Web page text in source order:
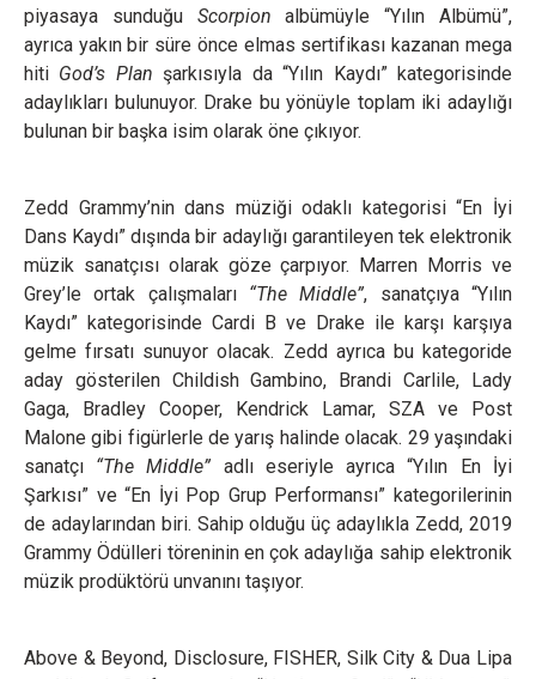
piyasaya sunduğu Scorpion albümüyle “Yılın Albümü”,
ayrıca yakın bir süre önce elmas sertifikası kazanan mega
hiti God’s Plan şarkısıyla da “Yılın Kaydı” kategorisinde
adaylıkları bulunuyor. Drake bu yönüyle toplam iki adaylığı
bulunan bir başka isim olarak öne çıkıyor.
Zedd Grammy’nin dans müziği odaklı kategorisi “En İyi
Dans Kaydı” dışında bir adaylığı garantileyen tek elektronik
müzik sanatçısı olarak göze çarpıyor. Marren Morris ve
Grey’le ortak çalışmaları “The Middle”, sanatçıya “Yılın
Kaydı” kategorisinde Cardi B ve Drake ile karşı karşıya
gelme fırsatı sunuyor olacak. Zedd ayrıca bu kategoride
aday gösterilen Childish Gambino, Brandi Carlile, Lady
Gaga, Bradley Cooper, Kendrick Lamar, SZA ve Post
Malone gibi figürlerle de yarış halinde olacak. 29 yaşındaki
sanatçı “The Middle” adlı eseriyle ayrıca “Yılın En İyi
Şarkısı” ve “En İyi Pop Grup Performansı” kategorilerinin
de adaylarından biri. Sahip olduğu üç adaylıkla Zedd, 2019
Grammy Ödülleri töreninin en çok adaylığa sahip elektronik
müzik prodüktörü unvanını taşıyor.
Above & Beyond, Disclosure, FISHER, Silk City & Dua Lipa